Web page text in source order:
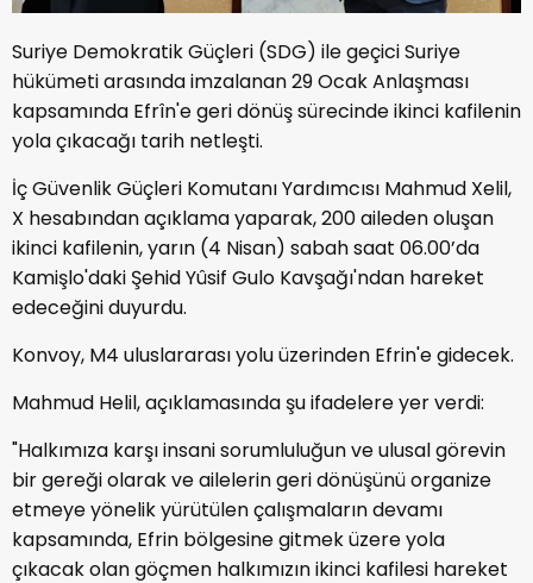
Suriye Demokratik Güçleri (SDG) ile geçici Suriye
hükümeti arasında imzalanan 29 Ocak Anlaşması
kapsamında Efrîn'e geri dönüş sürecinde ikinci kafilenin
yola çıkacağı tarih netleşti.
İç Güvenlik Güçleri Komutanı Yardımcısı Mahmud Xelil,
X hesabından açıklama yaparak, 200 aileden oluşan
ikinci kafilenin, yarın (4 Nisan) sabah saat 06.00’da
Kamişlo'daki Şehid Yûsif Gulo Kavşağı'ndan hareket
edeceğini duyurdu.
Konvoy, M4 uluslararası yolu üzerinden Efrin'e gidecek.
Mahmud Helil, açıklamasında şu ifadelere yer verdi:
"Halkımıza karşı insani sorumluluğun ve ulusal görevin
bir gereği olarak ve ailelerin geri dönüşünü organize
etmeye yönelik yürütülen çalışmaların devamı
kapsamında, Efrin bölgesine gitmek üzere yola
çıkacak olan göçmen halkımızın ikinci kafilesi hareket